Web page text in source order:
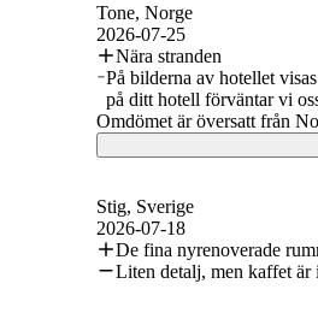
Tone, Norge
2026-07-25
Nära stranden
På bilderna av hotellet
på ditt hotell förväntar vi
Omdömet är översatt från
Stig, Sverige
2026-07-18
De fina nyrenoverade
Liten detalj, men kaffet är